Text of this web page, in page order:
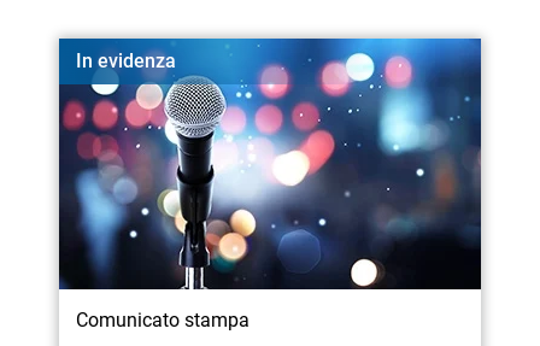
In evidenza
Comunicato stampa